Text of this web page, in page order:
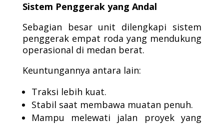
Sistem Penggerak yang Andal
Sebagian besar unit dilengkapi sistem
penggerak empat roda yang mendukung
operasional di medan berat.
Keuntungannya antara lain:
Traksi lebih kuat.
Stabil saat membawa muatan penuh.
Mampu melewati jalan proyek yang